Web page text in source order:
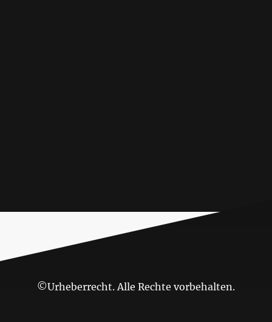
©Urheberrecht. Alle Rechte vorbehalten.